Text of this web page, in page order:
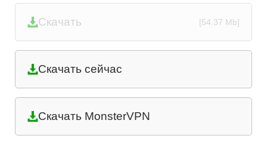
Скачать [54.37 Mb]
Скачать сейчас
Скачать MonsterVPN